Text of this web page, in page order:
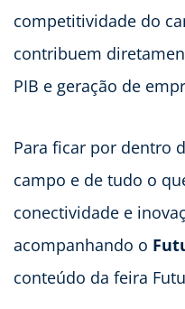
competitividade do
contribuem
PIB e geração de
Para ficar por dentro
campo e de tudo o
conectividade e
acompanhando o
conteúdo da feira